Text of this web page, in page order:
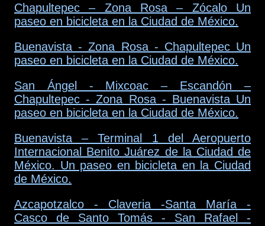
Chapultepec – Zona Rosa – Zócalo Un
paseo en bicicleta en la Ciudad de México.
Buenavista - Zona Rosa - Chapultepec Un
paseo en bicicleta en la Ciudad de México.
San Ángel - Mixcoac – Escandón –
Chapultepec - Zona Rosa - Buenavista Un
paseo en bicicleta en la Ciudad de México.
Buenavista – Terminal 1 del Aeropuerto
Internacional Benito Juárez de la Ciudad de
México. Un paseo en bicicleta en la Ciudad
de México.
Azcapotzalco - Claveria -Santa María -
Casco de Santo Tomás - San Rafael -